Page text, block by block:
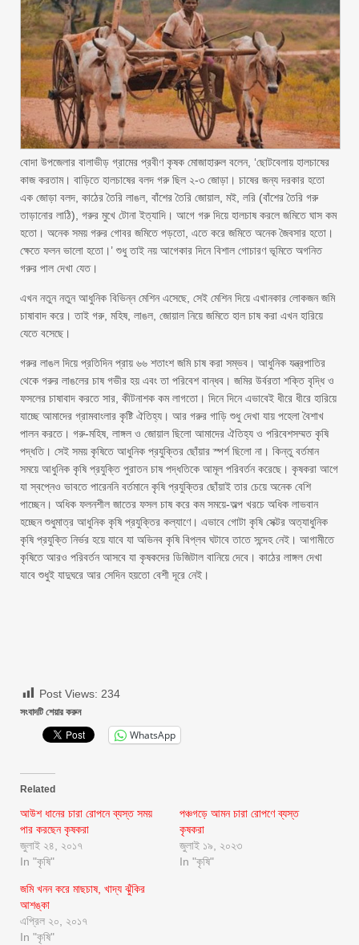
বোদা উপজেলার বালাভীড় গ্রামের প্রবীণ কৃষক মোজাহারুল বলেন, ‘ছোটবেলায় হালচাষের
কাজ করতাম। বাড়িতে হালচাষের বলদ গরু ছিল ২-৩ জোড়া। চাষের জন্য দরকার হতো
এক জোড়া বলদ, কাঠের তৈরি লাঙল, বাঁশের তৈরি জোয়াল, মই, লরি (বাঁশের তৈরি গরু
তাড়ানোর লাঠি), গরুর মুখে টোনা ইত্যাদি। আগে গরু দিয়ে হালচাষ করলে জমিতে ঘাস কম
হতো। অনেক সময় গরুর গোবর জমিতে পড়তো, এতে করে জমিতে অনেক জৈবসার হতো।
ক্ষেতে ফলন ভালো হতো।’ শুধু তাই নয় আগেকার দিনে বিশাল গোচারণ ভূমিতে অগনিত
গরুর পাল দেখা যেত।
এখন নতুন নতুন আধুনিক বিভিন্ন মেশিন এসেছে, সেই মেশিন দিয়ে এখানকার লোকজন জমি
চাষাবাদ করে। তাই গরু, মহিষ, লাঙল, জোয়াল নিয়ে জমিতে হাল চাষ করা এখন হারিয়ে
যেতে বসেছে।
গরুর লাঙল দিয়ে প্রতিদিন প্রায় ৬৬ শতাংশ জমি চাষ করা সম্ভব। আধুনিক যন্ত্রপাতির
থেকে গরুর লাঙলের চাষ গভীর হয় এবং তা পরিবেশ বান্ধব। জমির উর্বরতা শক্তি বৃদ্ধি ও
ফসলের চাষাবাদ করতে সার, কীটনাশক কম লাগতো। দিনে দিনে এভাবেই ধীরে ধীরে হারিয়ে
যাচ্ছে আমাদের গ্রামবাংলার কৃষ্টি ঐতিহ্য। আর গরুর গাড়ি শুধু দেখা যায় পহেলা বৈশাখ
পালন করতে। গরু-মহিষ, লাঙ্গল ও জোয়াল ছিলো আমাদের ঐতিহ্য ও পরিবেশসম্মত কৃষি
পদ্ধতি। সেই সময় কৃষিতে আধুনিক প্রযুক্তির ছোঁয়ার স্পর্শ ছিলো না। কিন্তু বর্তমান
সময়ে আধুনিক কৃষি প্রযুক্তি পুরাতন চাষ পদ্ধতিকে আমূল পরিবর্তন করেছে। কৃষকরা আগে
যা স্বপ্নেও ভাবতে পারেননি বর্তমানে কৃষি প্রযুক্তির ছোঁয়াই তার চেয়ে অনেক বেশি
পাচ্ছেন। অধিক ফলনশীল জাতের ফসল চাষ করে কম সময়ে-অল্প খরচে অধিক লাভবান
হচ্ছেন শুধুমাত্র আধুনিক কৃষি প্রযুক্তির কল্যাণে। এভাবে গোটা কৃষি সেক্টর অত্যাধুনিক
কৃষি প্রযুক্তি নির্ভর হয়ে যাবে যা অভিনব কৃষি বিপ্লব ঘটাবে তাতে সন্দেহ নেই। আগামীতে
কৃষিতে আরও পরিবর্তন আসবে যা কৃষকদের ডিজিটাল বানিয়ে দেবে। কাঠের লাঙ্গল দেখা
যাবে শুধুই যাদুঘরে আর সেদিন হয়তো বেশী দূরে নেই।
Post Views: 234
সংবাদটি শেয়ার করুন
WhatsApp
Related
আউশ ধানের চারা রোপনে ব্যস্ত সময়
পার করছেন কৃষকরা
জুলাই ২৪, ২০১৭
In "কৃষি"
পঞ্চগড়ে আমন চারা রোপণে ব্যস্ত
কৃষকরা
জুলাই ১৯, ২০২৩
In "কৃষি"
জ‌মি খনন করে মাছচাষ, খাদ্য ঝুঁকির
আশঙ্কা
এপ্রিল ২০, ২০১৭
In "কৃষি"